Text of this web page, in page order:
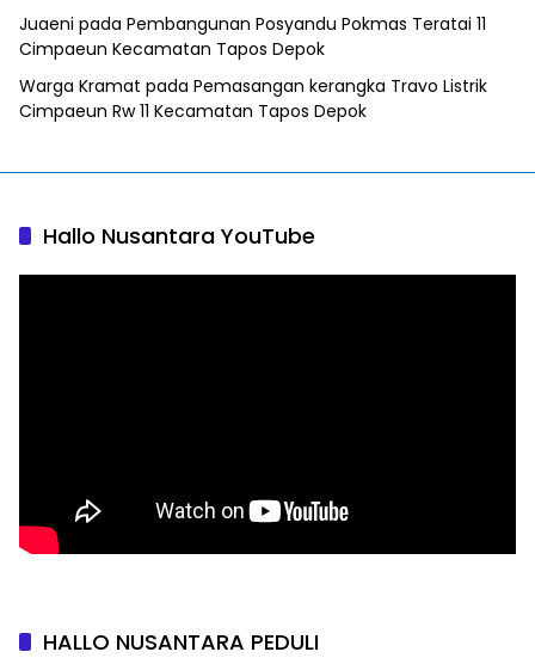
Juaeni pada Pembangunan Posyandu Pokmas Teratai 11
Cimpaeun Kecamatan Tapos Depok
Warga Kramat pada Pemasangan kerangka Travo Listrik
Cimpaeun Rw 11 Kecamatan Tapos Depok
Hallo Nusantara YouTube
HALLO NUSANTARA PEDULI